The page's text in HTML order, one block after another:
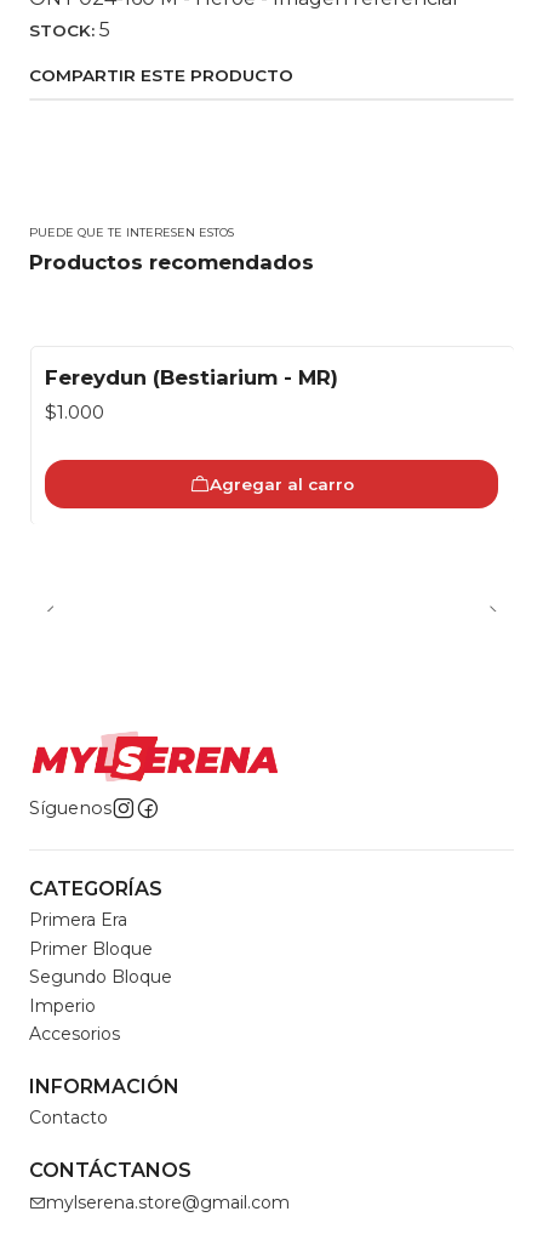
STOCK: 5
COMPARTIR ESTE PRODUCTO
PUEDE QUE TE INTERESEN ESTOS
Productos recomendados
Fereydun (Bestiarium - MR)
$1.000
Agregar al carro
Síguenos
CATEGORÍAS
Primera Era
Primer Bloque
Segundo Bloque
Imperio
Accesorios
INFORMACIÓN
Contacto
CONTÁCTANOS
mylserena.store@gmail.com